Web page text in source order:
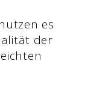
es
der